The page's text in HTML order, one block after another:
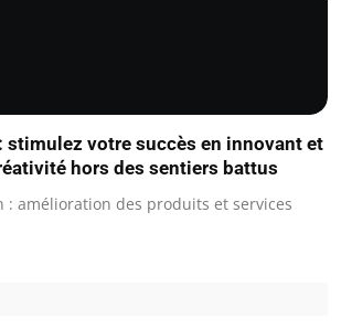
stimulez votre succès en innovant et
hors des sentiers battus
: amélioration des produits et services